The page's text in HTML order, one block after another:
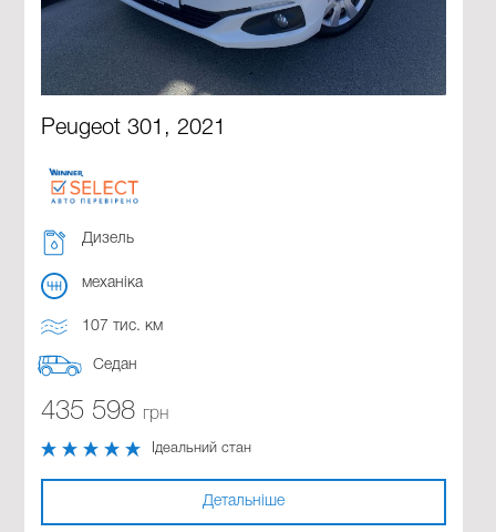
Peugeot 301, 2021
Дизель
механіка
107 тис. км
Седан
435 598 грн
Ідеальний стан
Детальніше